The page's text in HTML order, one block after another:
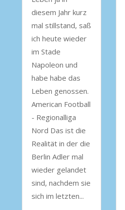
diesem Jahr kurz
mal stillstand, saß
ich heute wieder
im Stade
Napoleon und
habe habe das
Leben genossen.
American Football
- Regionalliga
Nord Das ist die
Realität in der die
Berlin Adler mal
wieder gelandet
sind, nachdem sie
sich im letzten...